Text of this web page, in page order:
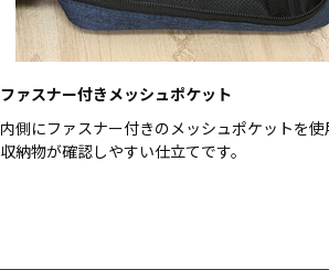
ファスナー付きメッシュポケット
内側にファスナー付きのメッシュポケットを使
収納物が確認しやすい仕立てです。